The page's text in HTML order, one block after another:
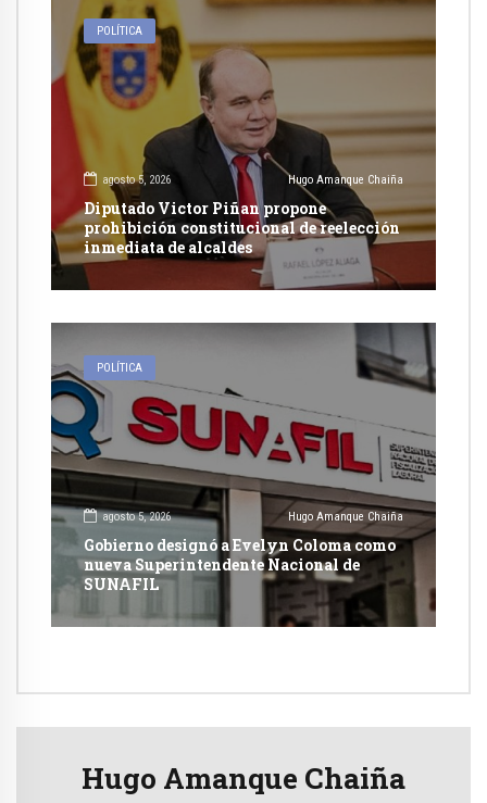
POLÍTICA
agosto 5, 2026 Hugo Amanque Chaiña
Diputado Victor Piñan propone
prohibición constitucional de reelección
inmediata de alcaldes
POLÍTICA
agosto 5, 2026 Hugo Amanque Chaiña
Gobierno designó a Evelyn Coloma como
nueva Superintendente Nacional de
SUNAFIL
Hugo Amanque Chaiña